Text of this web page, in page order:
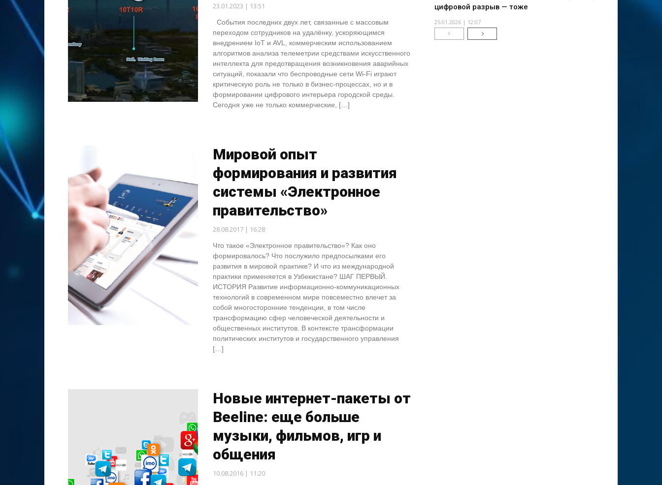
23.01.2023 | 13:51
События последних двух лет, связанные с массовым
переходом сотрудников на удалёнку, ускоряющимся
внедрением IoT и AVL, коммерческим использованием
алгоритмов анализа телеметрии средствами искусственного
интеллекта для предотвращения возникновения аварийных
ситуаций, показали что беспроводные сети Wi-Fi играют
критическую роль не только в бизнес-процессах, но и в
формировании цифрового интерьера городской среды.
Сегодня уже не только коммерческие, […]
Мировой опыт
формирования и развития
системы «Электронное
правительство»
28.08.2017 | 16:28
Что такое «Электронное правительство»? Как оно
формировалось? Что послужило предпосылками его
развития в мировой практике? И что из международной
практики применяется в Узбекистане? ШАГ ПЕРВЫЙ.
ИСТОРИЯ Развитие информационно-коммуникационных
технологий в современном мире повсеместно влечет за
собой многосторонние тенденции, в том числе
трансформацию сфер человеческой деятельности и
общественных институтов. В контексте трансформации
политических институтов и государственного управления
[…]
Новые интернет-пакеты от
Beeline: еще больше
музыки, фильмов, игр и
общения
10.08.2016 | 11:20
цифровой разрыв — тоже
25.01.2026 | 12:07